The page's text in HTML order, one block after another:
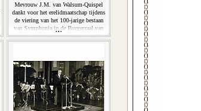
Mevrouw J.M. van Walsum-Quispel
dankt voor het erelidmaatschap tijdens
de viering van het 100-jarige bestaan
van Symphonia in de Burgerzaal van
het stadhuis, 24 januari 1962. (2'48'')